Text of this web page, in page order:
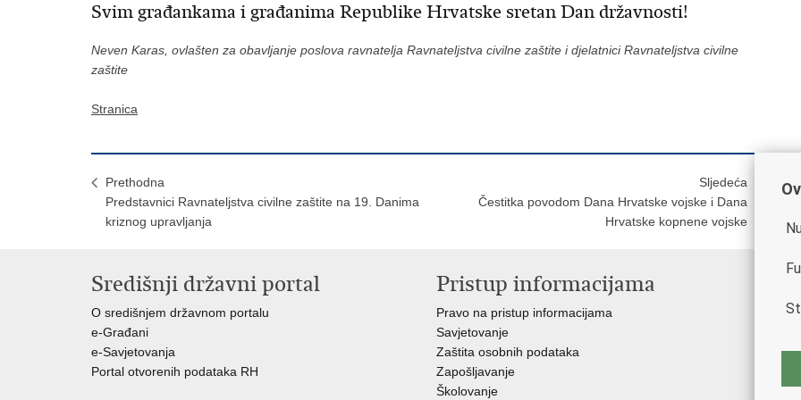
Svim građankama i građanima Republike Hrvatske sretan Dan državnosti!
Neven Karas, ovlašten za obavljanje poslova ravnatelja Ravnateljstva civilne zaštite i djelatnici Ravnateljstva civilne
zaštite
Stranica
Prethodna
Predstavnici Ravnateljstva civilne zaštite na 19. Danima
kriznog upravljanja
Sljedeća
Čestitka povodom Dana Hrvatske vojske i Dana
Hrvatske kopnene vojske
Središnji državni portal
O središnjem državnom portalu
e-Građani
e-Savjetovanja
Portal otvorenih podataka RH
Pristup informacijama
Pravo na pristup informacijama
Savjetovanje
Zaštita osobnih podataka
Zapošljavanje
Školovanje